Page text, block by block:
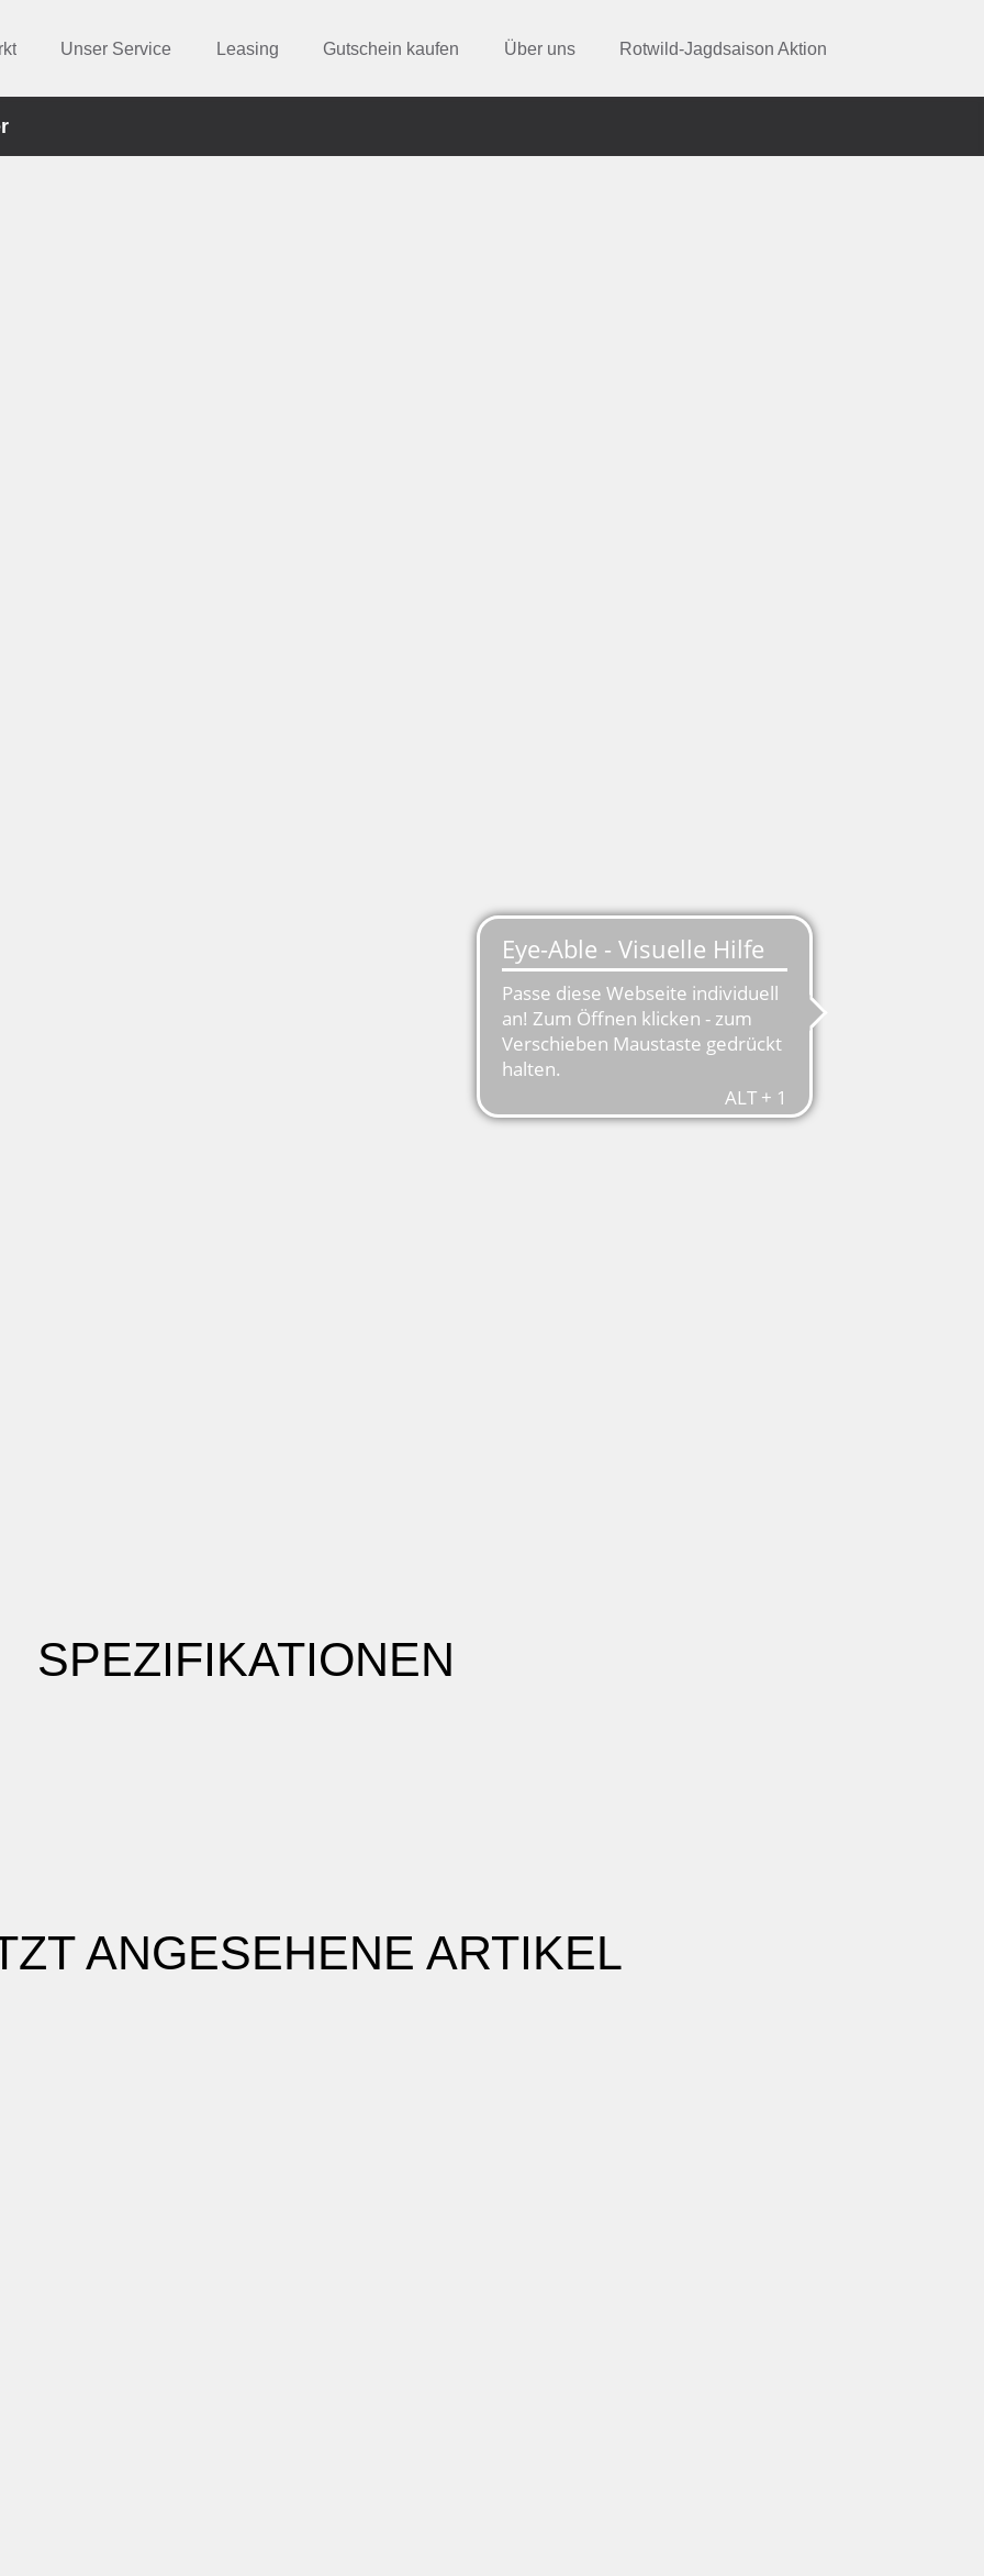
Unser Service Leasing Gutschein kaufen Über uns Rotwild-Jagdsaison Aktion
SPEZIFIKATIONEN
ANGESEHENE ARTIKEL